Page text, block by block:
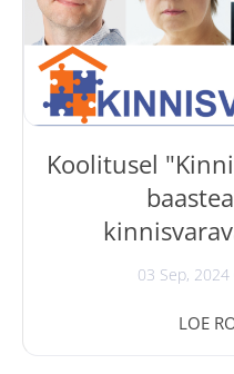
kinnisvara
spetsialistid , sh
Koolitusel
03 Sep, 2024
Koolitus "
LOE